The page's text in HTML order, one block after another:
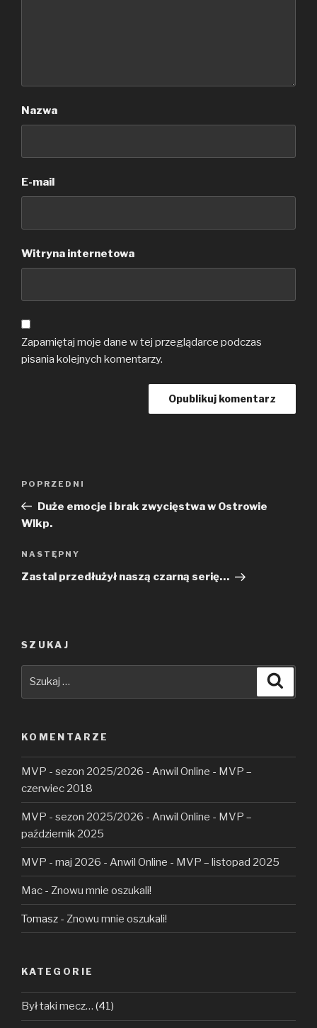
Nazwa
E-mail
Witryna internetowa
Zapamiętaj moje dane w tej przeglądarce podczas
pisania kolejnych komentarzy.
Poprzedni
wpis
POPRZEDNI
Duże emocje i brak zwycięstwa w Ostrowie
Wlkp.
Następny
wpis
NASTĘPNY
Zastal przedłużył naszą czarną serię…
SZUKAJ
KOMENTARZE
MVP - sezon 2025/2026 - Anwil Online - MVP –
czerwiec 2018
MVP - sezon 2025/2026 - Anwil Online - MVP –
październik 2025
MVP - maj 2026 - Anwil Online - MVP – listopad 2025
Mac - Znowu mnie oszukali!
Tomasz - Znowu mnie oszukali!
KATEGORIE
Był taki mecz… (41)